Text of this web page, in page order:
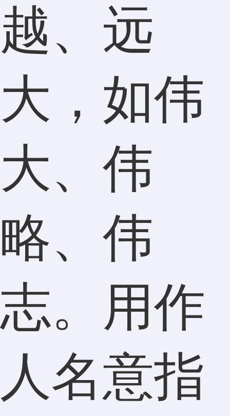
越、远
大，如伟
大、伟
略、伟
志。用作
人名意指